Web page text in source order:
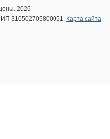
2026
310502705800051. Карта сайта